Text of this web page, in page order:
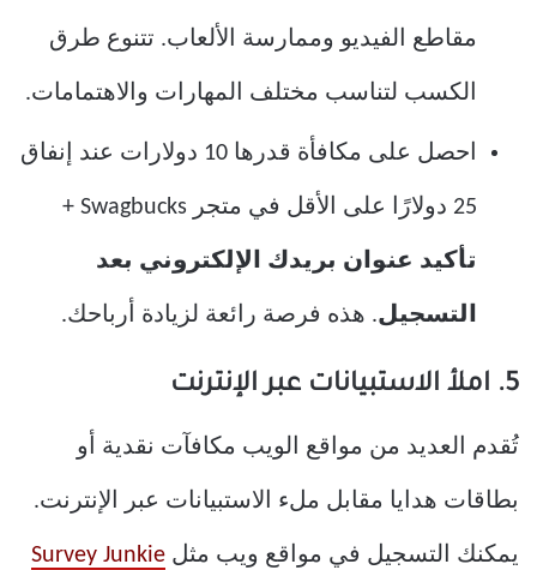
مقاطع الفيديو وممارسة الألعاب. تتنوع طرق
الكسب لتناسب مختلف المهارات والاهتمامات.
احصل على مكافأة قدرها 10 دولارات عند إنفاق
25 دولارًا على الأقل في متجر Swagbucks +
تأكيد عنوان بريدك الإلكتروني بعد
التسجيل. هذه فرصة رائعة لزيادة أرباحك.
5. املأ الاستبيانات عبر الإنترنت
تُقدم العديد من مواقع الويب مكافآت نقدية أو
بطاقات هدايا مقابل ملء الاستبيانات عبر الإنترنت.
يمكنك التسجيل في مواقع ويب مثل Survey Junkie